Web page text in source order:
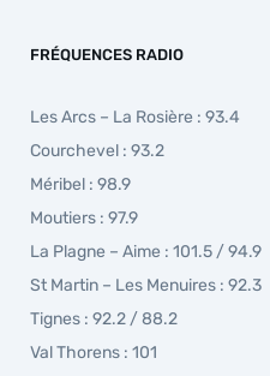
FRÉQUENCES RADIO
Les Arcs – La Rosière : 93.4
Courchevel : 93.2
Méribel : 98.9
Moutiers : 97.9
La Plagne – Aime : 101.5 / 94.9
St Martin – Les Menuires : 92.3
Tignes : 92.2 / 88.2
Val Thorens : 101